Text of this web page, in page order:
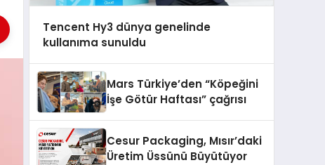
Tencent Hy3 dünya genelinde
kullanıma sunuldu
Mars Türkiye’den “Köpeğini
İşe Götür Haftası” çağrısı
Cesur Packaging, Mısır’daki
Üretim Üssünü Büyütüyor